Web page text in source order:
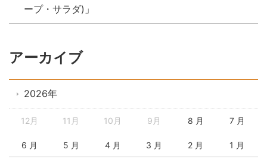
ープ・サラダ)」
アーカイブ
2026年
12月 11月 10月 9月 8 月 7 月
6 月 5 月 4 月 3 月 2 月 1 月